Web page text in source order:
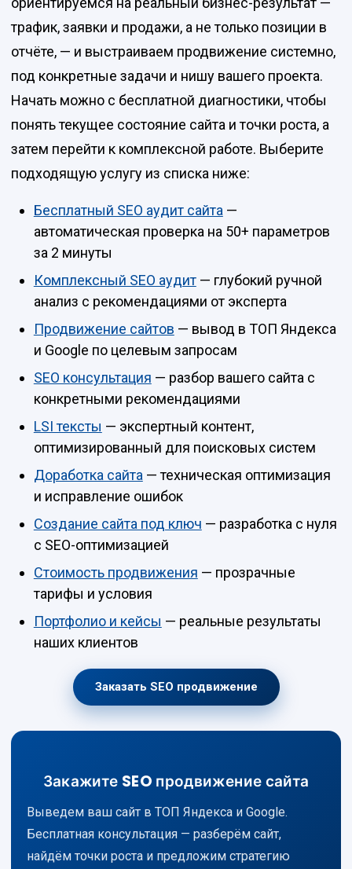
трафик, заявки и продажи, а не только позиции в
отчёте, — и выстраиваем продвижение системно,
под конкретные задачи и нишу вашего проекта.
Начать можно с бесплатной диагностики, чтобы
понять текущее состояние сайта и точки роста, а
затем перейти к комплексной работе. Выберите
подходящую услугу из списка ниже:
Бесплатный SEO аудит сайта —
автоматическая проверка на 50+ параметров
за 2 минуты
Комплексный SEO аудит— глубокий ручной
анализ с рекомендациями от эксперта
Продвижение сайтов — вывод в ТОП Яндекса
и Google по целевым запросам
SEO консультация — разбор вашего сайта с
конкретными рекомендациями
LSI тексты — экспертный контент,
оптимизированный для поисковых систем
Доработка сайта — техническая оптимизация
и исправление ошибок
Создание сайта под ключ — разработка с нуля
с SEO-оптимизацией
Стоимость продвижения — прозрачные
тарифы и условия
Портфолио и кейсы — реальные результаты
наших клиентов
Заказать SEO продвижение
Закажите SEO продвижение сайта
Выведем ваш сайт в ТОП Яндекса и Google.
Бесплатная консультация — разберём сайт,
найдём точки роста и предложим стратегию